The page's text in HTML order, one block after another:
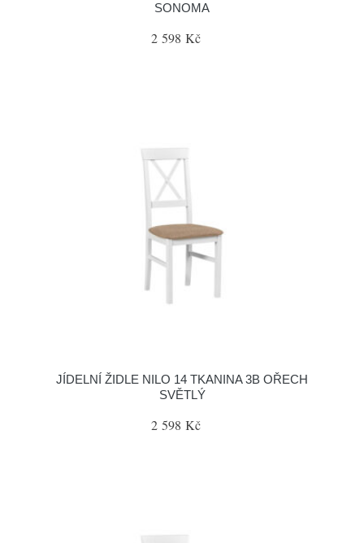
SONOMA
2 598 Kč
JÍDELNÍ ŽIDLE NILO 14 TKANINA 3B OŘECH
SVĚTLÝ
2 598 Kč